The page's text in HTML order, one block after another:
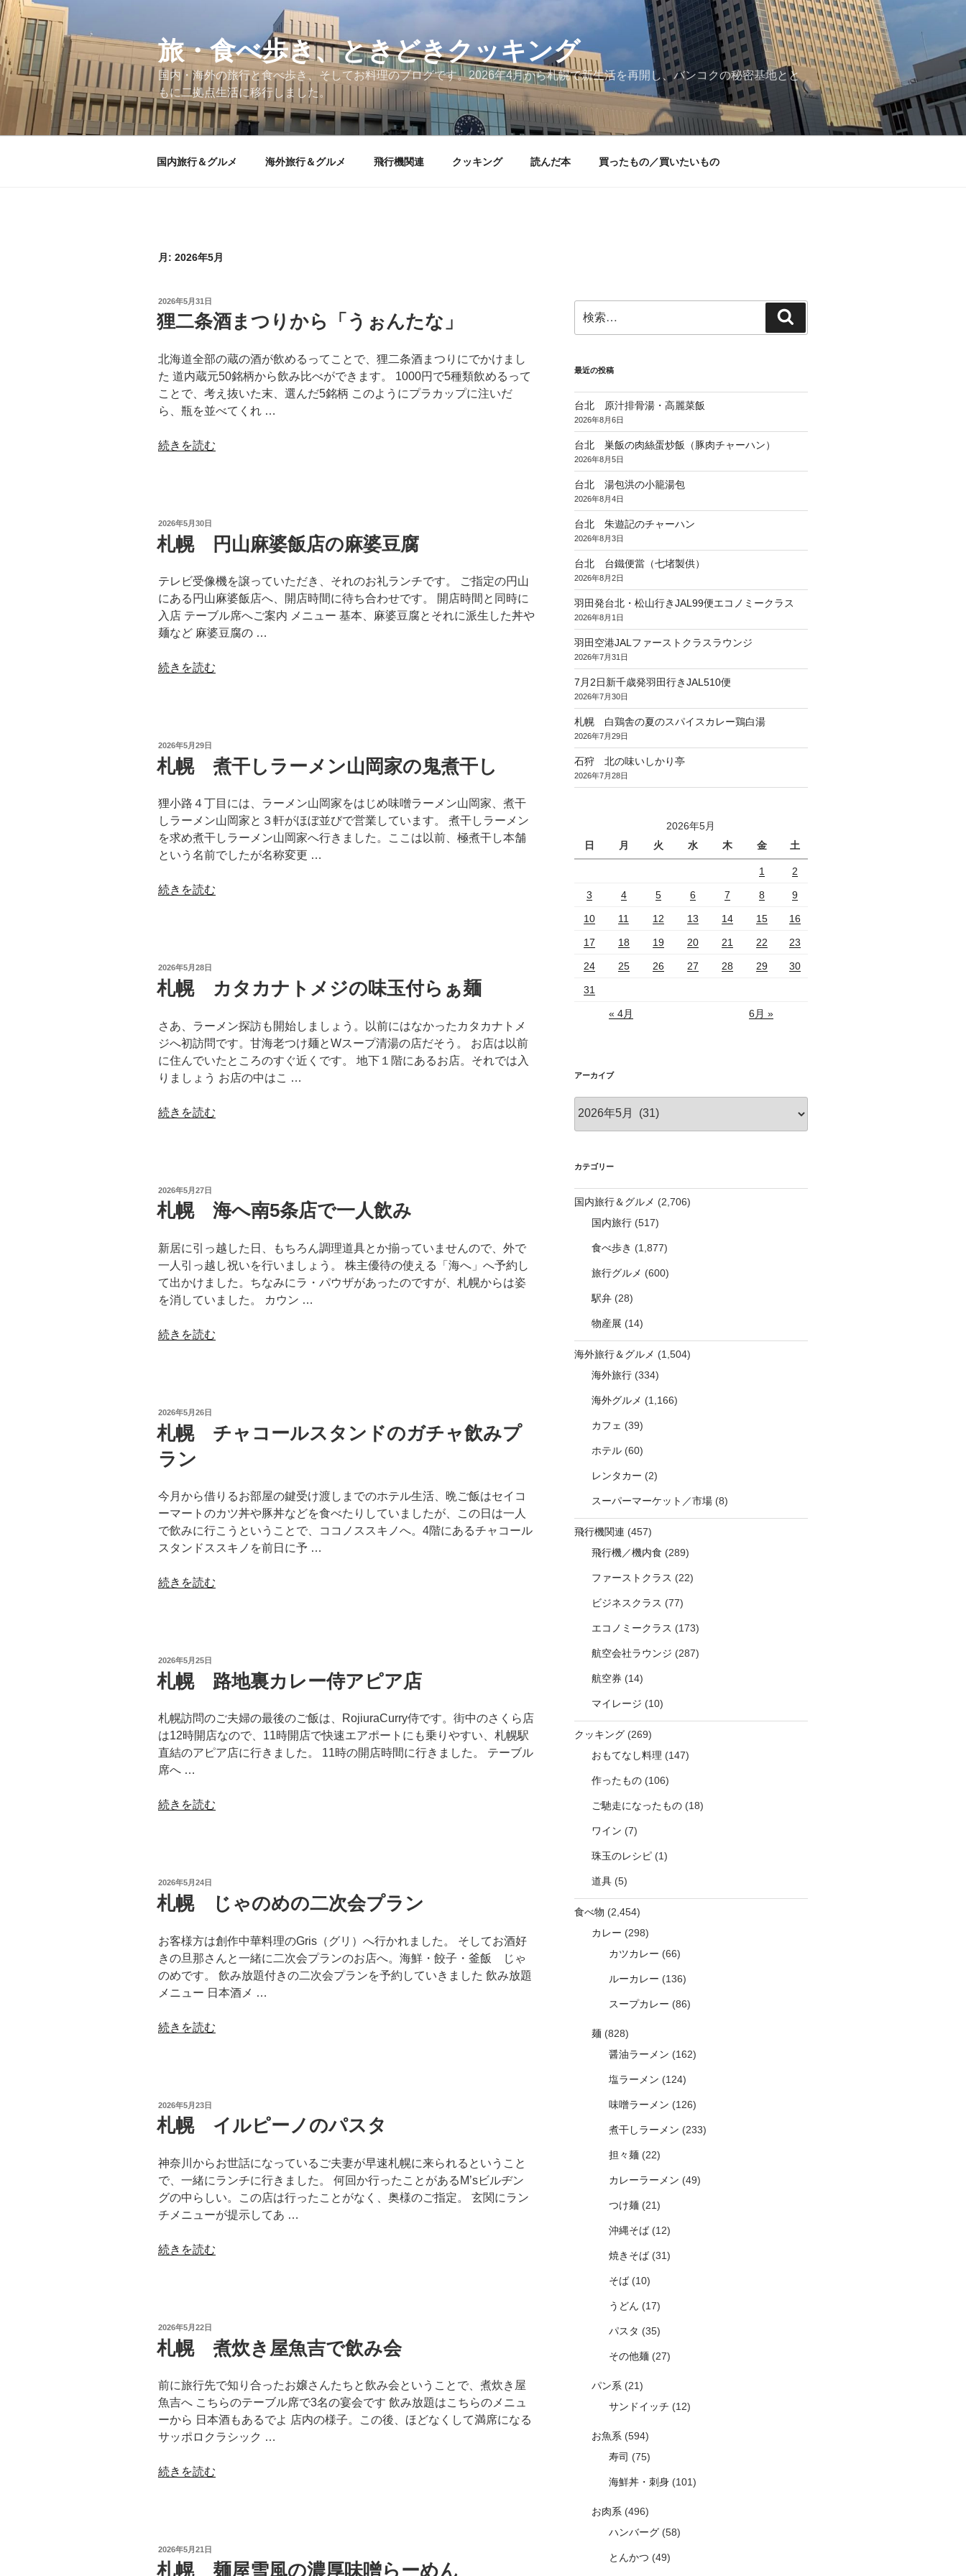
コ
ン
テ
ン
ツ
へ
旅・食べ歩き、ときどきクッキング
国内・海外の旅行と食べ歩き、そしてお料理のブログです。2026年4月から札幌で新生活を再開し、バンコクの秘密基地とと
もに二拠点生活に移行しました。
国内旅行＆グルメ 海外旅行＆グルメ 飛行機関連 クッキング 読んだ本 買ったもの／買いたいもの
月: 2026年5月
投
稿
日:
2026年5月31日
狸二条酒まつりから「うぉんたな」
北海道全部の蔵の酒が飲めるってことで、狸二条酒まつりにでかけまし
た 道内蔵元50銘柄から飲み比べができます。 1000円で5種類飲めるって
ことで、考え抜いた末、選んだ5銘柄 このようにプラカップに注いだ
ら、瓶を並べてくれ …
“狸
り
ら
「う
ぉ
ん
な」”
続きを読む
投
稿
日:
2026年5月30日
札幌 円山麻婆飯店の麻婆豆腐
テレビ受像機を譲っていただき、それのお礼ランチです。 ご指定の円山
にある円山麻婆飯店へ、開店時間に待ち合わせです。 開店時間と同時に
入店 テーブル席へご案内 メニュー 基本、麻婆豆腐とそれに派生した丼や
麺など 麻婆豆腐の …
“札
飯
の
麻
婆
豆
の
続きを読む
投
稿
日:
2026年5月29日
札幌 煮干しラーメン山岡家の鬼煮干し
狸小路４丁目には、ラーメン山岡家をはじめ味噌ラーメン山岡家、煮干
しラーメン山岡家と３軒がほぼ並びで営業しています。 煮干しラーメン
を求め煮干しラーメン山岡家へ行きました。ここは以前、極煮干し本舗
という名前でしたが名称変更 …
“札
ー
ン
山
岡
家
鬼
続きを読む
投
稿
日:
2026年5月28日
札幌 カタカナトメジの味玉付らぁ麺
さあ、ラーメン探訪も開始しましょう。以前にはなかったカタカナトメ
ジへ初訪問です。甘海老つけ麺とWスープ清湯の店だそう。 お店は以前
に住んでいたところのすぐ近くです。 地下１階にあるお店。それでは入
りましょう お店の中はこ …
“札
ナ
ト
ジ
の
味
玉
ら
続きを読む
投
稿
日:
2026年5月27日
札幌 海へ南5条店で一人飲み
新居に引っ越した日、もちろん調理道具とか揃っていませんので、外で
一人引っ越し祝いを行いましょう。 株主優待の使える「海へ」へ予約し
て出かけました。ちなみにラ・パウザがあったのですが、札幌からは姿
を消していました。 カウン …
“札
条
店
で
一
続きを読む
投
稿
日:
2026年5月26日
札幌 チャコールスタンドのガチャ飲みプ
ラン
今月から借りるお部屋の鍵受け渡しまでのホテル生活、晩ご飯はセイコ
ーマートのカツ丼や豚丼などを食べたりしていましたが、この日は一人
で飲みに行こうということで、ココノススキノへ。4階にあるチャコール
スタンドススキノを前日に予 …
“札
ル
タ
ン
ド
の
チ
ラ
ン”
続きを読む
投
稿
日:
2026年5月25日
札幌 路地裏カレー侍アピア店
札幌訪問のご夫婦の最後のご飯は、RojiuraCurry侍です。街中のさくら店
は12時開店なので、11時開店で快速エアポートにも乗りやすい、札幌駅
直結のアピア店に行きました。 11時の開店時間に行きました。 テーブル
席へ …
“札
レ
侍
ア
ピ
ア
の
続きを読む
投
稿
日:
2026年5月24日
札幌 じゃのめの二次会プラン
お客様方は創作中華料理のGris（グリ）へ行かれました。 そしてお酒好
きの旦那さんと一緒に二次会プランのお店へ。海鮮・餃子・釜飯 じゃ
のめです。 飲み放題付きの二次会プランを予約していきました 飲み放題
メニュー 日本酒メ …
“札
め
の
次
会
プ
ラ
の
続きを読む
投
稿
日:
2026年5月23日
札幌 イルピーノのパスタ
神奈川からお世話になっているご夫妻が早速札幌に来られるということ
で、一緒にランチに行きました。 何回か行ったことがあるM’sビルヂン
グの中らしい。この店は行ったことがなく、奥様のご指定。 玄関にラン
チメニューが提示してあ …
“札
ノ
パ
ス
タ”
の
続きを読む
投
稿
日:
2026年5月22日
札幌 煮炊き屋魚吉で飲み会
前に旅行先で知り合ったお嬢さんたちと飲み会ということで、煮炊き屋
魚吉へ こちらのテーブル席で3名の宴会です 飲み放題はこちらのメニュ
ーから 日本酒もあるでよ 店内の様子。この後、ほどなくして満席になる
サッポロクラシック …
“札
続きを読む
投
稿
日:
2026年5月21日
札幌 麺屋雪風の濃厚味噌らーめん
索:
索
最近の投稿
台北 原汁排骨湯・高麗菜飯
2026年8月6日
台北 巣飯の肉絲蛋炒飯（豚肉チャーハン）
2026年8月5日
台北 湯包洪の小籠湯包
2026年8月4日
台北 朱遊記のチャーハン
2026年8月3日
台北 台鐵便當（七堵製供）
2026年8月2日
羽田発台北・松山行きJAL99便エコノミークラス
2026年8月1日
羽田空港JALファーストクラスラウンジ
2026年7月31日
7月2日新千歳発羽田行きJAL510便
2026年7月30日
札幌 白鶏舎の夏のスパイスカレー鶏白湯
2026年7月29日
石狩 北の味いしかり亭
2026年7月28日
2026年5月
日
月 火 水 木 金 土
1 2
3 4 5 6 7 8 9
10 11 12 13 14 15 16
17 18 19 20 21 22 23
24 25 26 27 28 29 30
31
« 4月 6月 »
アーカイブ
ー
ブ
カテゴリー
国内旅行＆グルメ (2,706)
国内旅行(517)
食べ歩き (1,877)
旅行グルメ (600)
駅弁(28)
物産展 (14)
海外旅行＆グルメ (1,504)
海外旅行(334)
海外グルメ (1,166)
カフェ (39)
ホテル(60)
レンタカー (2)
スーパーマーケット／市場(8)
飛行機関連 (457)
飛行機／機内食 (289)
ファーストクラス (22)
ビジネスクラス (77)
エコノミークラス (173)
航空会社ラウンジ (287)
航空券 (14)
マイレージ (10)
クッキング(269)
おもてなし料理 (147)
作ったもの(106)
ご馳走になったもの(18)
ワイン (7)
珠玉のレシピ(1)
道具(5)
食べ物 (2,454)
カレー (298)
カツカレー (66)
ルーカレー (136)
スープカレー (86)
麺(828)
醤油ラーメン (162)
塩ラーメン (124)
味噌ラーメン (126)
煮干しラーメン (233)
担々麺(22)
カレーラーメン (49)
つけ麺(21)
沖縄そば(12)
焼きそば(31)
そば(10)
うどん (17)
パスタ (35)
その他麺(27)
パン系 (21)
サンドイッチ (12)
お魚系 (594)
寿司 (75)
海鮮丼・刺身(101)
お肉系 (496)
ハンバーグ(58)
とんかつ (49)